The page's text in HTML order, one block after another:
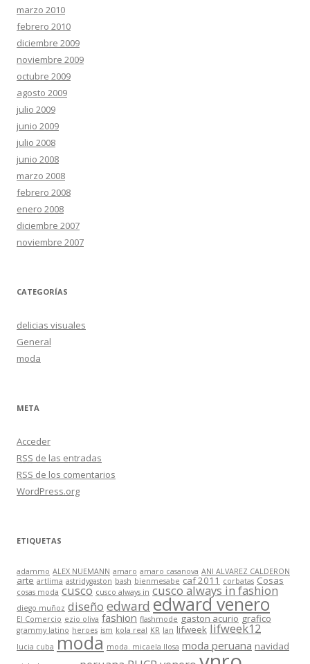
marzo 2010
febrero 2010
diciembre 2009
noviembre 2009
octubre 2009
agosto 2009
julio 2009
junio 2009
julio 2008
junio 2008
marzo 2008
febrero 2008
enero 2008
diciembre 2007
noviembre 2007
CATEGORÍAS
delicias visuales
General
moda
META
Acceder
RSS de las entradas
RSS de los comentarios
WordPress.org
ETIQUETAS
adammo ALEX NUEMANN amaro amaro casanova ANI ALVAREZ CALDERON
arte artlima astridygaston bash bienmesabe caf 2011 corbatas Cosas
cosas moda cusco cusco always in cusco always in fashion
diego muñoz diseño edward edward venero
El Comercio ezio oliva fashion flashmode gaston acurio grafico
grammy latino heroes ism kola real KR lan lifweek lifweek12
lucia cuba moda moda. micaela llosa moda peruana navidad